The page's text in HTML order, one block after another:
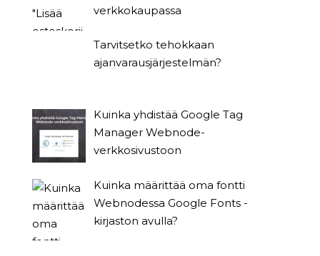
verkkokaupassa
Tarvitsetko tehokkaan
ajanvarausjärjestelmän?
Kuinka yhdistää Google Tag
Manager Webnode-
verkkosivustoon
Kuinka määrittää oma fontti
Webnodessa Google Fonts -
kirjaston avulla?